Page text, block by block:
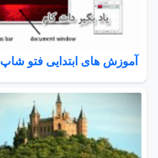
آموزش های ابتدایی فتو شاپ